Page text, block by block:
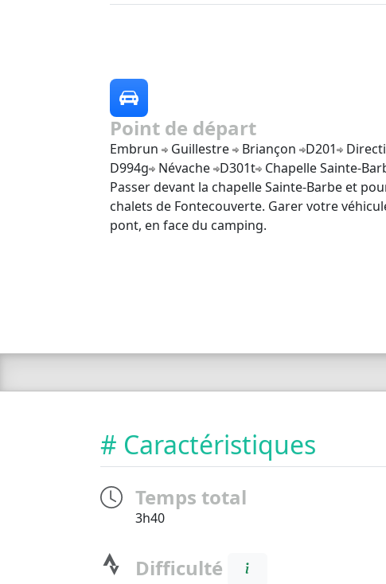
Point de départ
Embrun Guillestre Briançon D201
D994g
Névache D301t Chapelle Sainte-
Passer devant la chapelle Sainte-Barbe et
chalets de Fontecouverte. Garer votre
pont, en face du camping.
# Caractéristiques
Temps total
3h40
Difficulté